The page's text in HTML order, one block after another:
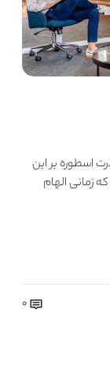
اسطوره بر این
زمانی الهام
0